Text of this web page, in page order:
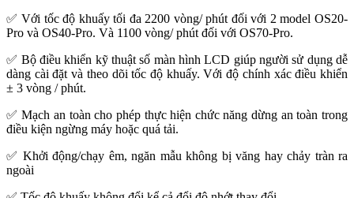
✅ Với tốc độ khuấy tối đa 2200 vòng/ phút đối với 2 model OS20-
Pro và OS40-Pro. Và 1100 vòng/ phút đối với OS70-Pro.
✅ Bộ điều khiển kỹ thuật số màn hình LCD giúp người sử dụng dễ
dàng cài đặt và theo dõi tốc độ khuấy. Với độ chính xác điều khiển
± 3 vòng / phút.
✅ Mạch an toàn cho phép thực hiện chức năng dừng an toàn trong
điều kiện ngừng máy hoặc quá tải.
✅ Khởi động/chạy êm, ngăn mẫu không bị văng hay chảy tràn ra
ngoài